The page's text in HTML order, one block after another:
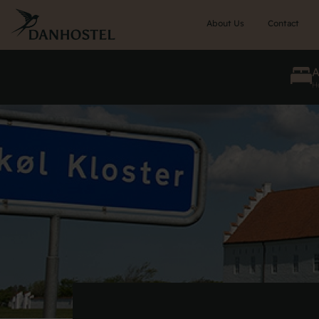
main
content
About Us Contact